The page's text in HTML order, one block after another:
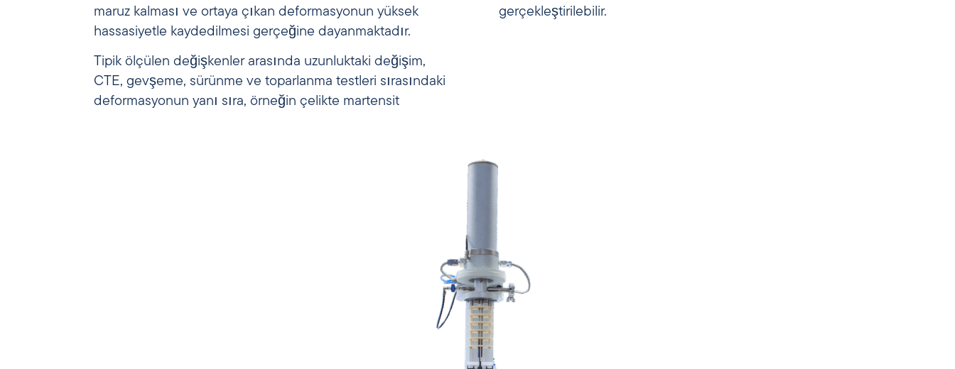
maruz kalması ve ortaya çıkan deformasyonun yüksek
hassasiyetle kaydedilmesi gerçeğine dayanmaktadır.
Tipik ölçülen değişkenler arasında uzunluktaki değişim,
CTE, gevşeme, sürünme ve toparlanma testleri sırasındaki
deformasyonun yanı sıra, örneğin çelikte martensit
gerçekleştirilebilir.